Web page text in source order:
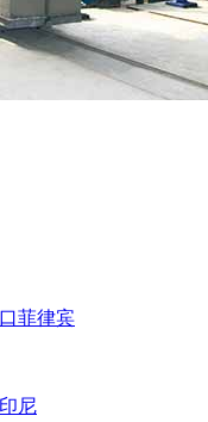
菲律宾
尼